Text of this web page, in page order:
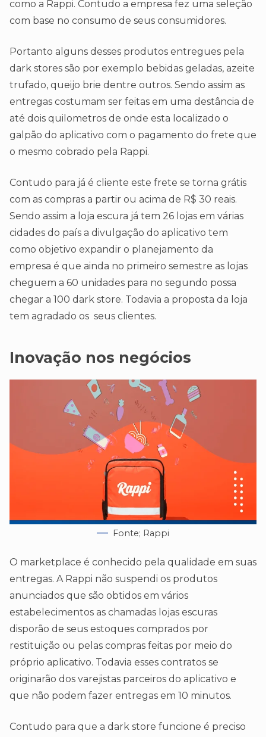
como a Rappi. Contudo a empresa fez uma seleção
com base no consumo de seus consumidores.
Portanto alguns desses produtos entregues pela
dark stores são por exemplo bebidas geladas, azeite
trufado, queijo brie dentre outros. Sendo assim as
entregas costumam ser feitas em uma destância de
até dois quilometros de onde esta localizado o
galpão do aplicativo com o pagamento do frete que
o mesmo cobrado pela Rappi.
Contudo para já é cliente este frete se torna grátis
com as compras a partir ou acima de R$ 30 reais.
Sendo assim a loja escura já tem 26 lojas em várias
cidades do país a divulgação do aplicativo tem
como objetivo expandir o planejamento da
empresa é que ainda no primeiro semestre as lojas
cheguem a 60 unidades para no segundo possa
chegar a 100 dark store. Todavia a proposta da loja
tem agradado os seus clientes.
Inovação nos negócios
Fonte; Rappi
O marketplace é conhecido pela qualidade em suas
entregas. A Rappi não suspendi os produtos
anunciados que são obtidos em vários
estabelecimentos as chamadas lojas escuras
disporão de seus estoques comprados por
restituição ou pelas compras feitas por meio do
próprio aplicativo. Todavia esses contratos se
originarão dos varejistas parceiros do aplicativo e
que não podem fazer entregas em 10 minutos.
Contudo para que a dark store funcione é preciso